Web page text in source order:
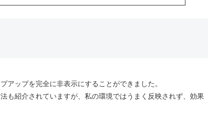
ップを完全に非表示にすることができました。
も紹介されていますが、私の環境ではうまく反映されず、効果